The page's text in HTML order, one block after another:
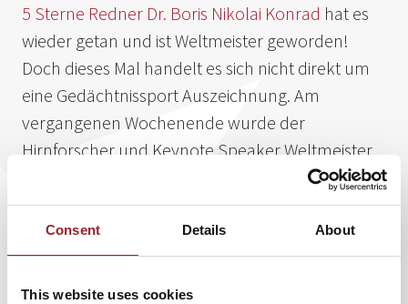
Consent Details About
This website uses cookies
5 Sterne Redner Dr. Boris Nikolai Konrad hat es
wieder getan und ist Weltmeister geworden!
Doch dieses Mal handelt es sich nicht direkt um
eine Gedächtnissport Auszeichnung. Am
vergangenen Wochenende wurde der
Hirnforscher und Keynote Speaker Weltmeister
in seiner Altersgruppe.
Herzlichen Glückwunsch vom gesamten 5
Sterne Team dazu!
man mit einem Satz von zwölf dafür bestimmten Bechern